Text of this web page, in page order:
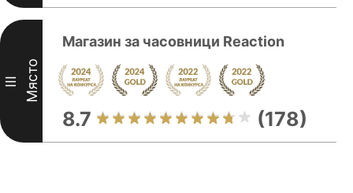
III Място
Магазин за часовници Reaction
8.7 (178)